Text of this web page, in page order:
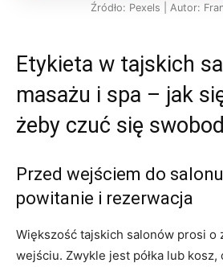
Źródło: Pexels | Autor:
Etykieta w tajskich
masażu i spa – jak
żeby czuć się
Przed wejściem do
powitanie i rezerwacja
Większość tajskich salonów prosi o
wejściu. Zwykle jest półka lub kosz,